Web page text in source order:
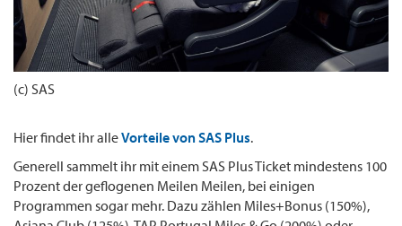
(c) SAS
Hier findet ihr alleVorteile von SAS Plus.
Generell sammelt ihr mit einem SAS Plus Ticket mindestens 100
Prozent der geflogenen Meilen Meilen, bei einigen
Programmen sogar mehr. Dazu zählen Miles+Bonus (150%),